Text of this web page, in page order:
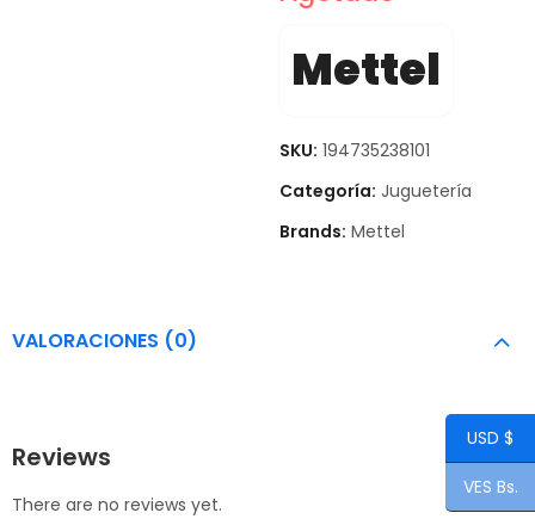
Mettel
SKU: 194735238101
Categoría: Juguetería
Brands: Mettel
VALORACIONES (0)
Reviews
There are no reviews yet.
USD $
VES Bs.